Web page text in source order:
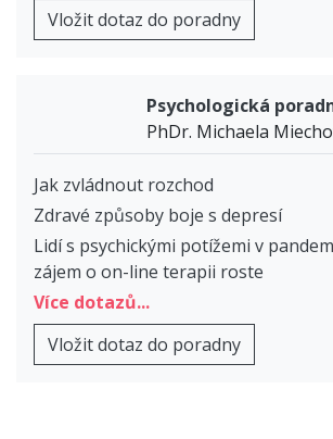
Vložit dotaz do poradny
Psychologická
PhDr. Michaela
Jak zvládnout rozchod
Zdravé způsoby boje s depresí
Lidí s psychickými potížemi v
zájem o on-line terapii roste
Více dotazů...
Vložit dotaz do poradny